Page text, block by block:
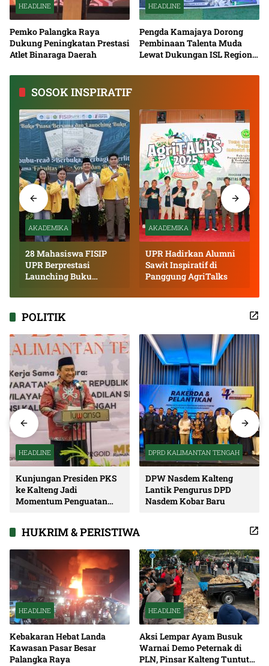
HEADLINE
Pemko Palangka Raya
Dukung Peningkatan Prestasi
Atlet Binaraga Daerah
HEADLINE
Pengda Kamajaya Dorong
Pembinaan Talenta Muda
Lewat Dukungan ISL Regional
SOSOK INSPIRATIF
AKADEMIKA
28 Mahasiswa FISIP
UPR Berprestasi
Launching Buku
AKADEMIKA
UPR Hadirkan Alumni
Sawit Inspiratif di
Panggung AgriTalks
POLITIK
HEADLINE
Kunjungan Presiden PKS
ke Kalteng Jadi
Momentum Penguatan
DPRD KALIMANTAN TENGAH
DPW Nasdem Kalteng
Lantik Pengurus DPD
Nasdem Kobar Baru
HUKRIM & PERISTIWA
HEADLINE
Kebakaran Hebat Landa
Kawasan Pasar Besar
Palangka Raya
HEADLINE
Aksi Lempar Ayam Busuk
Warnai Demo Peternak di
PLN, Pinsar Kalteng Tuntut